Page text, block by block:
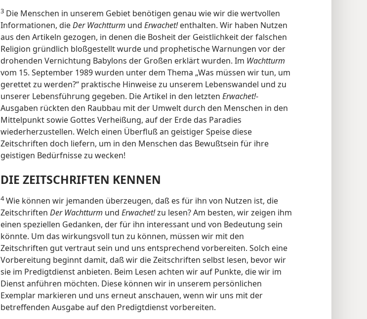
3 Die Menschen in unserem Gebiet benötigen genau wie wir die wertvollen
Informationen, dieDer Wachtturm und Erwachet!enthalten. Wir haben Nutzen
aus den Artikeln gezogen, in denen die Bosheit der Geistlichkeit der falschen
Religion gründlich bloßgestellt wurde und prophetische Warnungen vor der
drohenden Vernichtung Babylons der Großen erklärt wurden. Im Wachtturm
vom 15. September 1989 wurden unter dem Thema „Was müssen wir tun, um
gerettet zu werden?“ praktische Hinweise zu unserem Lebenswandel und zu
unserer Lebensführung gegeben. Die Artikel in den letzten Erwachet!-
Ausgaben rückten den Raubbau mit der Umwelt durch den Menschen in den
Mittelpunkt sowie Gottes Verheißung, auf der Erde das Paradies
wiederherzustellen. Welch einen Überfluß an geistiger Speise diese
Zeitschriften doch liefern, um in den Menschen das Bewußtsein für ihre
geistigen Bedürfnisse zu wecken!
DIE ZEITSCHRIFTEN KENNEN
4Wie können wir jemanden überzeugen, daß es für ihn von Nutzen ist, die
Zeitschriften Der Wachtturm und Erwachet!zu lesen? Am besten, wir zeigen ihm
einen speziellen Gedanken, der für ihn interessant und von Bedeutung sein
könnte. Um das wirkungsvoll tun zu können, müssen wir mit den
Zeitschriften gut vertraut sein und uns entsprechend vorbereiten. Solch eine
Vorbereitung beginnt damit, daß wir die Zeitschriften selbst lesen, bevor wir
sie im Predigtdienst anbieten. Beim Lesen achten wir auf Punkte, die wir im
Dienst anführen möchten. Diese können wir in unserem persönlichen
Exemplar markieren und uns erneut anschauen, wenn wir uns mit der
betreffenden Ausgabe auf den Predigtdienst vorbereiten.